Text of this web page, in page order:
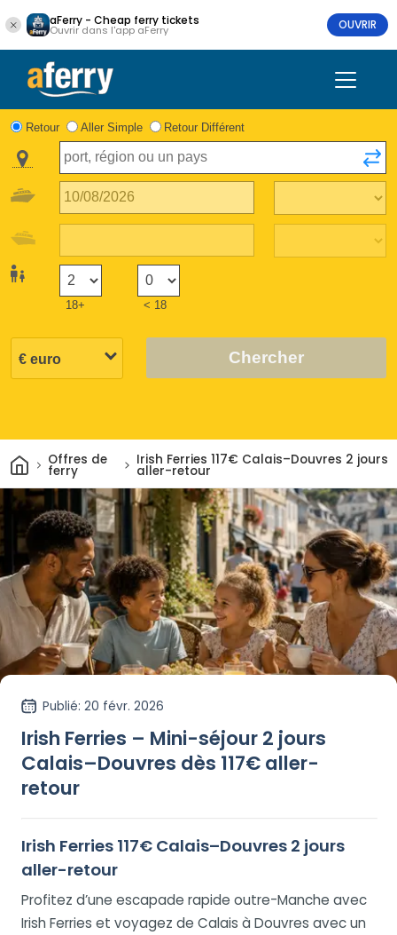
aFerry - Cheap ferry tickets
Ouvrir dans l'app aFerry OUVRIR
Retour Aller Simple Retour Différent
18+ < 18
Chercher
Maison
Offres de
ferry
Irish Ferries 117€ Calais–Douvres 2 jours
aller-retour
Publié: 20 févr. 2026
Irish Ferries – Mini-séjour 2 jours
Calais–Douvres dès 117€ aller-
retour
Irish Ferries 117€ Calais–Douvres 2 jours
aller-retour
Profitez d’une escapade rapide outre-Manche avec
Irish Ferries et voyagez de Calais à Douvres avec un